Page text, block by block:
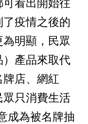
看出開始往
疫情之後的
明顯，民眾
）產品來取代
店、網紅
眾只消費生活
成為被名牌抽